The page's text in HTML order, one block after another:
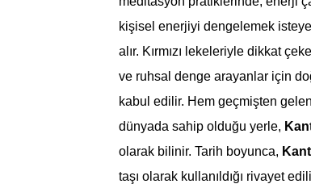
kişisel enerjiyi dengelemek
alır. Kırmızı lekeleriyle dikkat
ve ruhsal denge arayanlar için
kabul edilir. Hem geçmişten
dünyada sahip olduğu yerle,
olarak bilinir. Tarih boyunca,
taşı olarak kullanıldığı rivayet